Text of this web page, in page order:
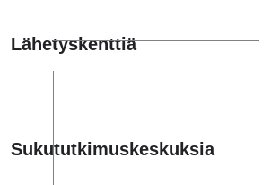
Lähetyskenttiä
Sukututkimuskeskuksia